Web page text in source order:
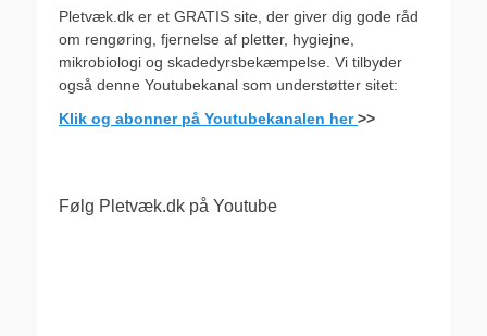
Pletvæk.dk er et GRATIS site, der giver dig gode råd
om rengøring, fjernelse af pletter, hygiejne,
mikrobiologi og skadedyrsbekæmpelse. Vi tilbyder
også denne Youtubekanal som understøtter sitet:
Klik og abonner på Youtubekanalen her>>
Følg Pletvæk.dk på Youtube